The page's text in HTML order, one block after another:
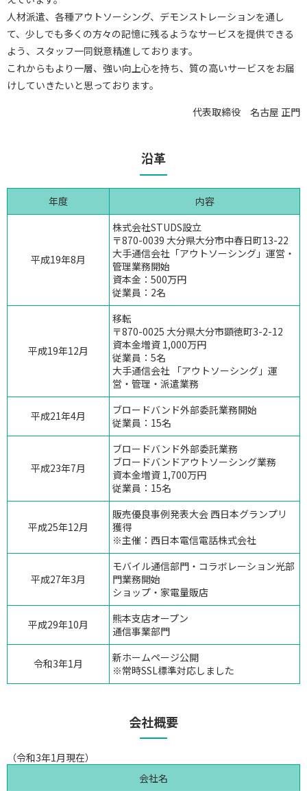
人材派遣、各種アウトソーシング、デモンストレーションを通し
て、少しでも多くの方々の記憶に残るようなサービスを提供できる
よう、スタッフ一同鋭意精進しております。
これからもより一層、強い向上心を持ち、質の高いサービスをお届
けしていきたいと思っております。
代表取締役 名古屋 正門
沿革
年度 内容
平成19年8月
株式会社STUDS設立
〒870-0039大分県大分市中春日町13-22
大手通信会社「アウトソーシング」運営・
管理業務開始
資本金：500万円
従業員：2名
平成19年12月
移転
〒870-0025大分県大分市顕徳町3-2-12
資本金増資 1,000万円
従業員：5名
大手通信会社 「アウトソーシング」運
営・管理・派遣業務
平成21年4月
ブロードバンド外部委託業務開始
従業員：15名
平成23年7月
ブロードバンド外部委託業務
ブロードバンドアウトソーシング業務
資本金増資 1,700万円
従業員：15名
平成25年12月
販売優良事例発表大会 西日本グランプリ
獲得
※主催：西日本電信電話株式会社
平成27年3月
モバイル通信部門・コラボレーション光部
門業務開始
ショップ・家電量販店
平成29年10月
熊本支店オープン
通信事業部門
令和3年1月
新ホームページ公開
※常時SSL標準対応しました
会社概要
（令和3年1月現在）
会社名